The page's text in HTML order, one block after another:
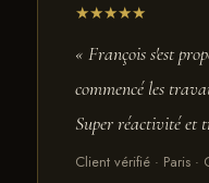
★★★★★
« François s'est
commencé les
Super réactivité et
Client vérifié · Paris ·